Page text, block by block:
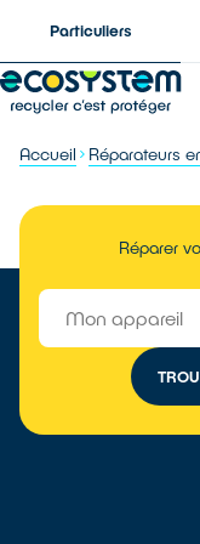
Particuliers
Accueil Réparateurs
Réparer